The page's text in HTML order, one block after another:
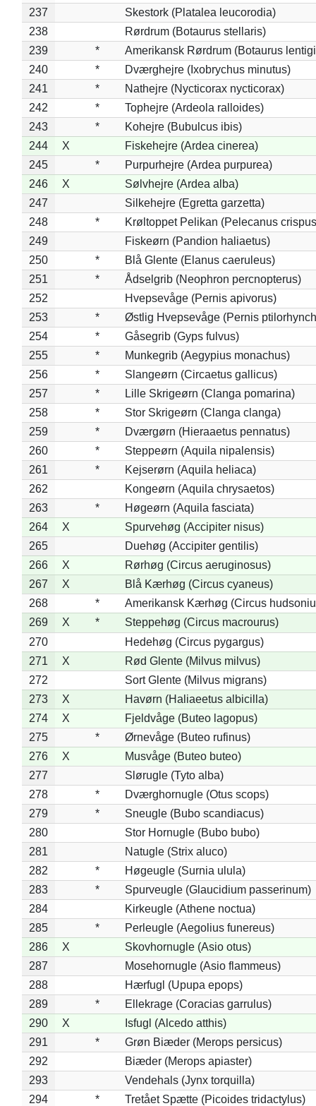
237
Skestork (Platalea leucorodia)
238
Rørdrum (Botaurus stellaris)
239
*
Amerikansk Rørdrum (Botaurus
240
*
Dværghejre (Ixobrychus minutus)
241
*
Nathejre (Nycticorax nycticorax)
242
*
Tophejre (Ardeola ralloides)
243
*
Kohejre (Bubulcus ibis)
244
X
Fiskehejre (Ardea cinerea)
245
*
Purpurhejre (Ardea purpurea)
246
X
Sølvhejre (Ardea alba)
247
Silkehejre (Egretta garzetta)
248
*
Krøltoppet Pelikan (Pelecanus
249
Fiskeørn (Pandion haliaetus)
250
*
Blå Glente (Elanus caeruleus)
251
*
Ådselgrib (Neophron percnopterus)
252
Hvepsevåge (Pernis apivorus)
253
*
Østlig Hvepsevåge (Pernis
254
*
Gåsegrib (Gyps fulvus)
255
*
Munkegrib (Aegypius monachus)
256
*
Slangeørn (Circaetus gallicus)
257
*
Lille Skrigeørn (Clanga pomarina)
258
*
Stor Skrigeørn (Clanga clanga)
259
*
Dværgørn (Hieraaetus pennatus)
260
*
Steppeørn (Aquila nipalensis)
261
*
Kejserørn (Aquila heliaca)
262
Kongeørn (Aquila chrysaetos)
263
*
Høgeørn (Aquila fasciata)
264
X
Spurvehøg (Accipiter nisus)
265
Duehøg (Accipiter gentilis)
266
X
Rørhøg (Circus aeruginosus)
267
X
Blå Kærhøg (Circus cyaneus)
268
*
Amerikansk Kærhøg (Circus
269
X *
Steppehøg (Circus macrourus)
270
Hedehøg (Circus pygargus)
271
X
Rød Glente (Milvus milvus)
272
Sort Glente (Milvus migrans)
273
X
Havørn (Haliaeetus albicilla)
274
X
Fjeldvåge (Buteo lagopus)
275
*
Ørnevåge (Buteo rufinus)
276
X
Musvåge (Buteo buteo)
277
Slørugle (Tyto alba)
278
*
Dværghornugle (Otus scops)
279
*
Sneugle (Bubo scandiacus)
280
Stor Hornugle (Bubo bubo)
281
Natugle (Strix aluco)
282
*
Høgeugle (Surnia ulula)
283
*
Spurveugle (Glaucidium passerinum)
284
Kirkeugle (Athene noctua)
285
*
Perleugle (Aegolius funereus)
286
X
Skovhornugle (Asio otus)
287
Mosehornugle (Asio flammeus)
288
Hærfugl (Upupa epops)
289
*
Ellekrage (Coracias garrulus)
290
X
Isfugl (Alcedo atthis)
291
*
Grøn Biæder (Merops persicus)
292
Biæder (Merops apiaster)
293
Vendehals (Jynx torquilla)
294
*
Tretået Spætte (Picoides tridactylus)